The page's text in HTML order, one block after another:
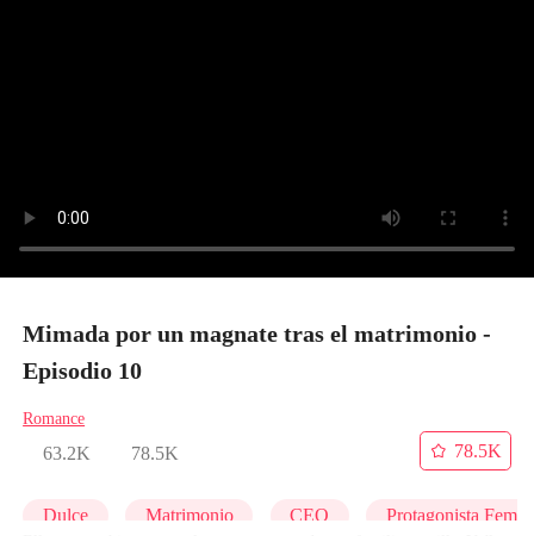
Mimada por un magnate tras el matrimonio -
Episodio 10
Romance
63.2K 78.5K
78.5K
Dulce Matrimonio CEO Protagonista